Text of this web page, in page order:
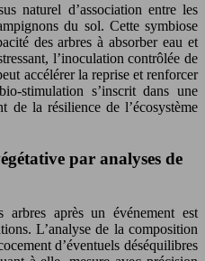
naturel d’association entre les
du sol. Cette symbiose
des arbres à absorber eau et
l’inoculation contrôlée de
accélérer la reprise et renforcer
stimulation s’inscrit dans une
de la résilience de l’écosystème
par analyses de
après un événement est
L’analyse de la composition
d’éventuels déséquilibres